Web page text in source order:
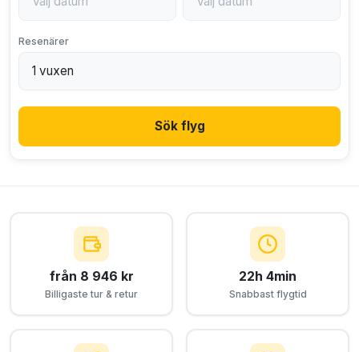
Resenärer
Sök flyg
från 8 946 kr
Billigaste tur & retur
22h 4min
Snabbast flygtid